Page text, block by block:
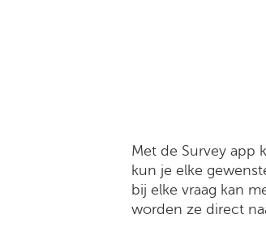
Met de Survey app
kun je elke
bij elke vraag kan
worden ze direct